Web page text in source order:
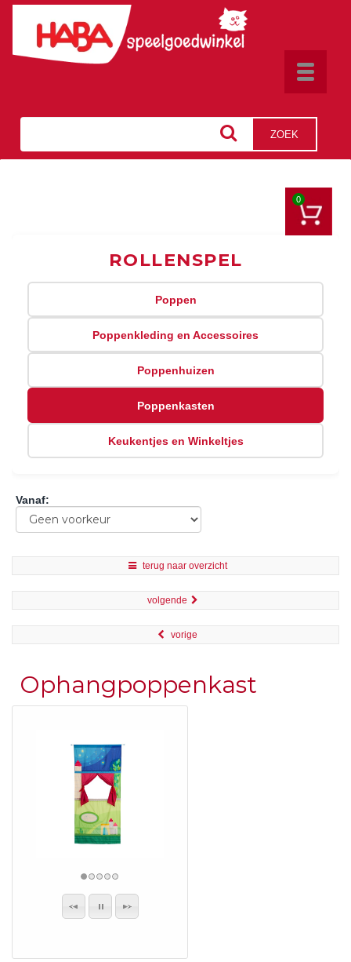
Toggle
ZOEK
0
ROLLENSPEL
Poppen
Poppenkleding en Accessoires
Poppenhuizen
Poppenkasten
Keukentjes en Winkeltjes
Vanaf:
terug naar overzicht
volgende
vorige
Ophangpoppenkast